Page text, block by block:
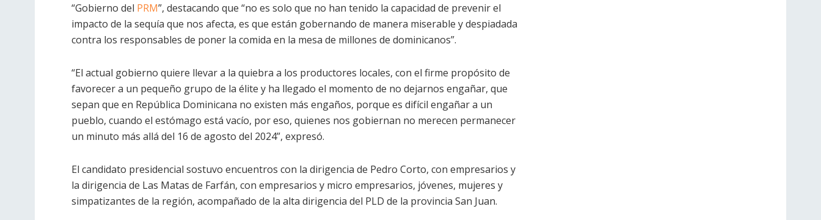
“Gobierno del PRM”, destacando que “no es solo que no han tenido la capacidad de prevenir el
impacto de la sequía que nos afecta, es que están gobernando de manera miserable y despiadada
contra los responsables de poner la comida en la mesa de millones de dominicanos”.
“El actual gobierno quiere llevar a la quiebra a los productores locales, con el firme propósito de
favorecer a un pequeño grupo de la élite y ha llegado el momento de no dejarnos engañar, que
sepan que en República Dominicana no existen más engaños, porque es difícil engañar a un
pueblo, cuando el estómago está vacío, por eso, quienes nos gobiernan no merecen permanecer
un minuto más allá del 16 de agosto del 2024”, expresó.
El candidato presidencial sostuvo encuentros con la dirigencia de Pedro Corto, con empresarios y
la dirigencia de Las Matas de Farfán, con empresarios y micro empresarios, jóvenes, mujeres y
simpatizantes de la región, acompañado de la alta dirigencia del PLD de la provincia San Juan.